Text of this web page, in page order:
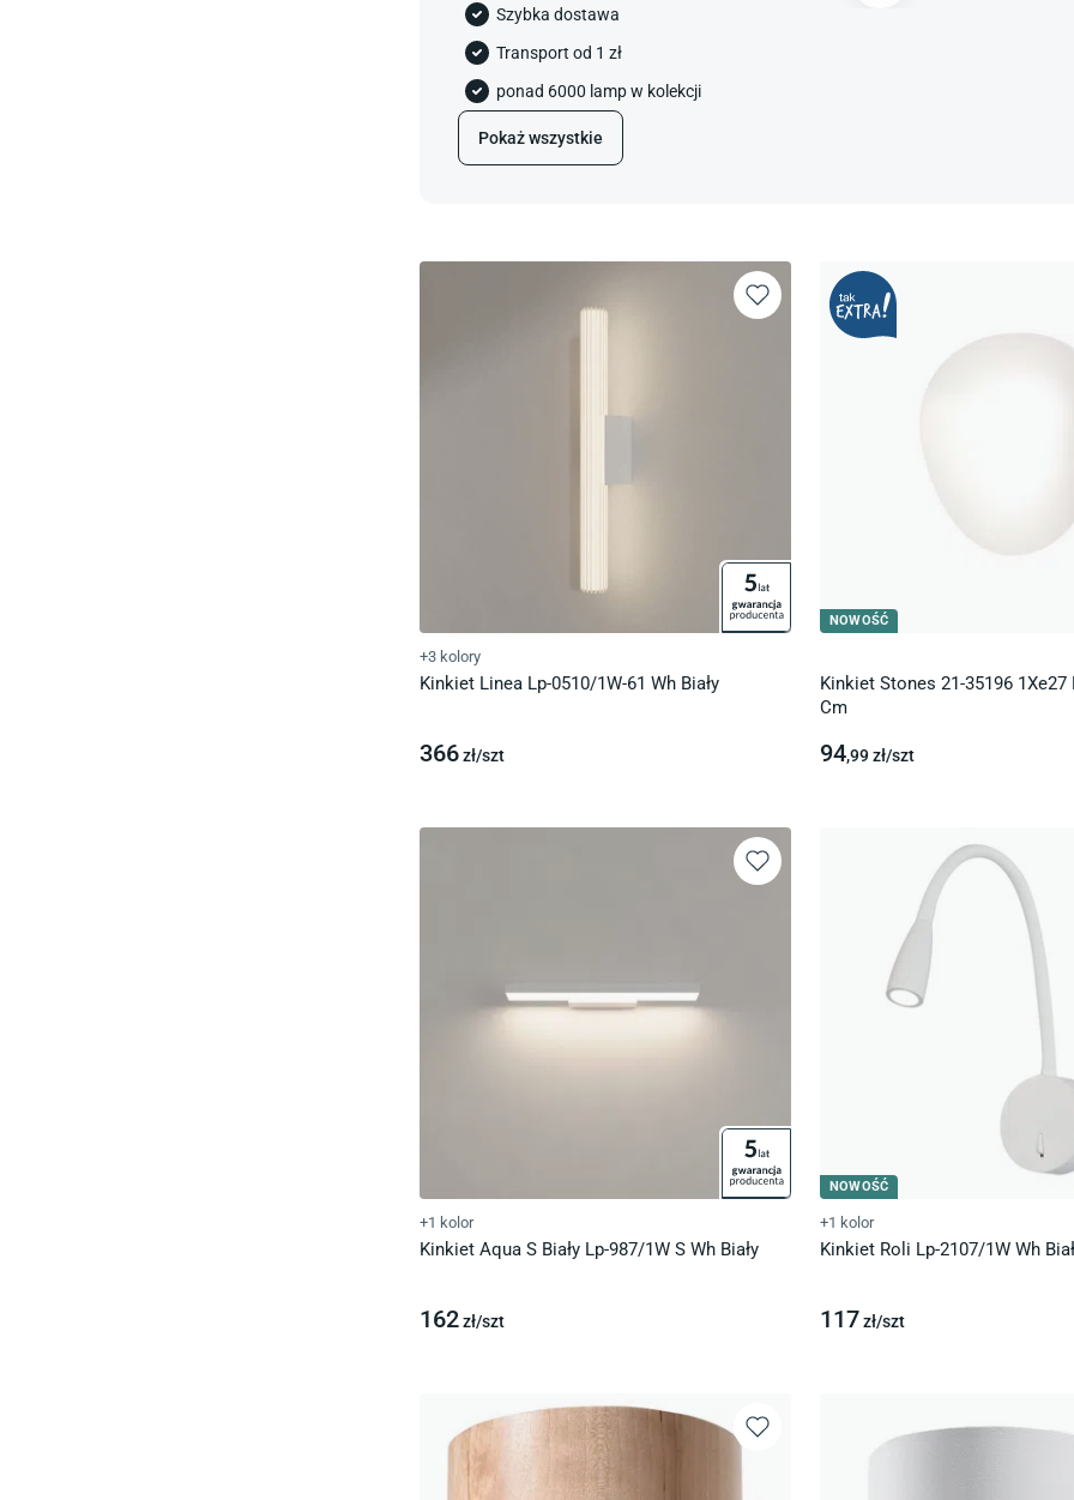
Szybka dostawa
Transport od 1 zł
ponad 6000 lamp w kolekcji
Pokaż wszystkie
+3 kolory
Kinkiet Linea Lp-0510/1W-61 Wh Biały
366zł/szt
NOWOŚĆ
Kinkiet Stones 21-35196 1Xe27
Cm
94,99zł/szt
+1 kolor
Kinkiet Aqua S Biały Lp-987/1W S Wh Biały
162zł/szt
NOWOŚĆ
+1 kolor
Kinkiet Roli Lp-2107/1W Wh
117zł/szt